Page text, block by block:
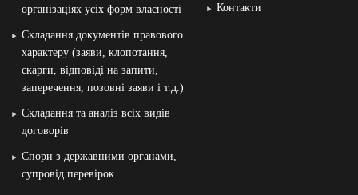
організаціях усіх форм власності
Складання документів правового
характеру (заяви, клопотання,
скарги, відповіді на запити,
заперечення, позовні заяви і т.д.)
Складання та аналіз всіх видів
договорів
Спори з державними органами,
супровід перевірок
Контакти